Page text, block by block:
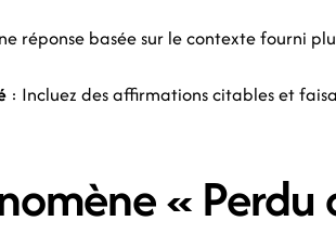
réponse basée sur le contexte fourni
: Incluez des affirmations citables et
«